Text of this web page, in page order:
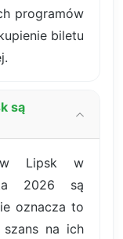
programów
biletu
są
Lipsk w
2026 są
oznacza to
na ich